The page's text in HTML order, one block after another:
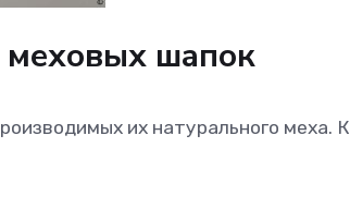
шапок
их натурального меха. К